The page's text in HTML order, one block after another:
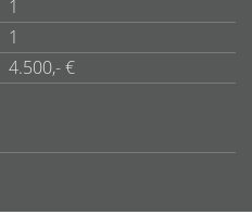
1
1
4.500,- €